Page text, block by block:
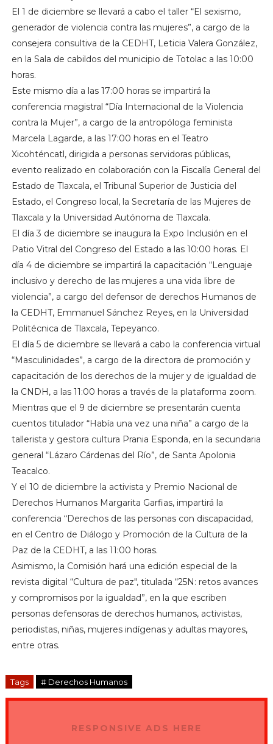
El 1 de diciembre se llevará a cabo el taller “El sexismo,
generador de violencia contra las mujeres”, a cargo de la
consejera consultiva de la CEDHT, Leticia Valera González,
en la Sala de cabildos del municipio de Totolac a las 10:00
horas.
Este mismo día a las 17:00 horas se impartirá la
conferencia magistral “Día Internacional de la Violencia
contra la Mujer”, a cargo de la antropóloga feminista
Marcela Lagarde, a las 17:00 horas en el Teatro
Xicohténcatl, dirigida a personas servidoras públicas,
evento realizado en colaboración con la Fiscalía General del
Estado de Tlaxcala, el Tribunal Superior de Justicia del
Estado, el Congreso local, la Secretaría de las Mujeres de
Tlaxcala y la Universidad Autónoma de Tlaxcala.
El día 3 de diciembre se inaugura la Expo Inclusión en el
Patio Vitral del Congreso del Estado a las 10:00 horas. El
día 4 de diciembre se impartirá la capacitación “Lenguaje
inclusivo y derecho de las mujeres a una vida libre de
violencia”, a cargo del defensor de derechos Humanos de
la CEDHT, Emmanuel Sánchez Reyes, en la Universidad
Politécnica de Tlaxcala, Tepeyanco.
El día 5 de diciembre se llevará a cabo la conferencia virtual
“Masculinidades”, a cargo de la directora de promoción y
capacitación de los derechos de la mujer y de igualdad de
la CNDH, a las 11:00 horas a través de la plataforma zoom.
Mientras que el 9 de diciembre se presentarán cuenta
cuentos titulador “Había una vez una niña” a cargo de la
tallerista y gestora cultura Prania Esponda, en la secundaria
general “Lázaro Cárdenas del Río”, de Santa Apolonia
Teacalco.
Y el 10 de diciembre la activista y Premio Nacional de
Derechos Humanos Margarita Garfias, impartirá la
conferencia “Derechos de las personas con discapacidad,
en el Centro de Diálogo y Promoción de la Cultura de la
Paz de la CEDHT, a las 11:00 horas.
Asimismo, la Comisión hará una edición especial de la
revista digital “Cultura de paz", titulada “25N: retos avances
y compromisos por la igualdad”, en la que escriben
personas defensoras de derechos humanos, activistas,
periodistas, niñas, mujeres indígenas y adultas mayores,
entre otras.
Tags # Derechos Humanos
RESPONSIVE ADS HERE